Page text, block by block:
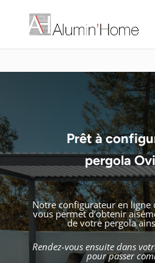
Prêt à
pergola
Notre configurateur en ligne
vous permet d’obtenir
de votre pergola
Rendez-vous ensuite dans
pour passer